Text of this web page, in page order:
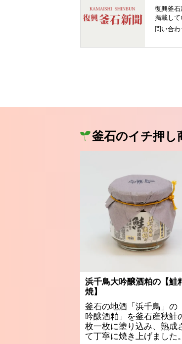
復興釜
掲載して
問い合
釜石のイチ押し
浜千鳥大吟醸酒粕の【鮭
焼】
釜石の地酒「浜千鳥」の
吟醸酒粕」を釜石産秋鮭
枚一枚に塗り込み、熟成
て丁寧に焼き上げました。